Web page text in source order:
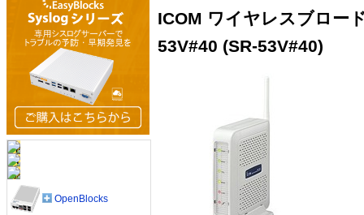
ICOM ワイヤレスブロー
53V#40 (SR-53V#40)
OpenBlocks